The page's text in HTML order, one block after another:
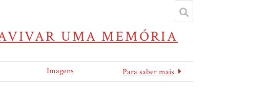
UMA MEMÓRIA
Imagens Para saber mais